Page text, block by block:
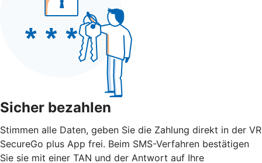
Sicher bezahlen
Stimmen alle Daten, geben Sie die Zahlung direkt in der VR
SecureGo plus App frei. Beim SMS-Verfahren bestätigen
Sie sie mit einer TAN und der Antwort auf Ihre